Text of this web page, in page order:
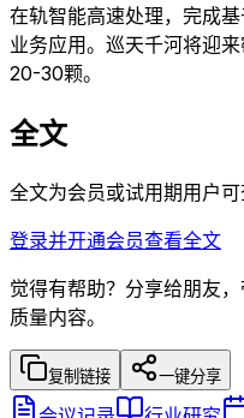
在轨智能高速处理，完成
业务应用。巡天千河将迎
20-30颗。
全文
全文为会员或试用期用户可
登录并开通会员查看全文
觉得有帮助？分享给朋友
质量内容。
复制链接 一键分享